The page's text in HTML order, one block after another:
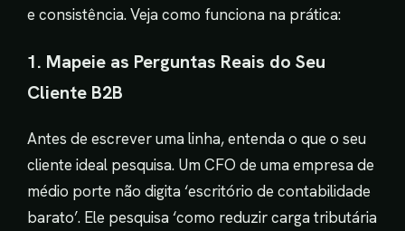
e consistência. Veja como funciona na prática:
1. Mapeie as Perguntas Reais do Seu
Cliente B2B
Antes de escrever uma linha, entenda o que o seu
cliente ideal pesquisa. Um CFO de uma empresa de
médio porte não digita ‘escritório de contabilidade
barato’. Ele pesquisa ‘como reduzir carga tributária